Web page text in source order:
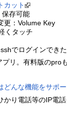
カット
存可能
更：Volume Key
くタッチ
でログインでき
リ。有料版のpro
どんな機能をサポ
かり電話等のIP電